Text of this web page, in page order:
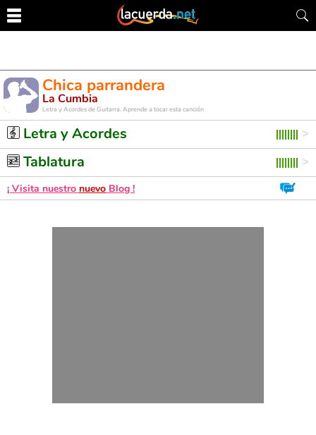
Chica parrandera
La Cumbia
Letra y Acordes de Guitarra. Aprende a tocar esta canción
Letra y Acordes
Tablatura
¡ Visita nuestro nuevo Blog !